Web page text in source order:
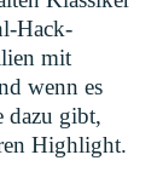
Hack-
mit
wenn es
dazu gibt,
Highlight.